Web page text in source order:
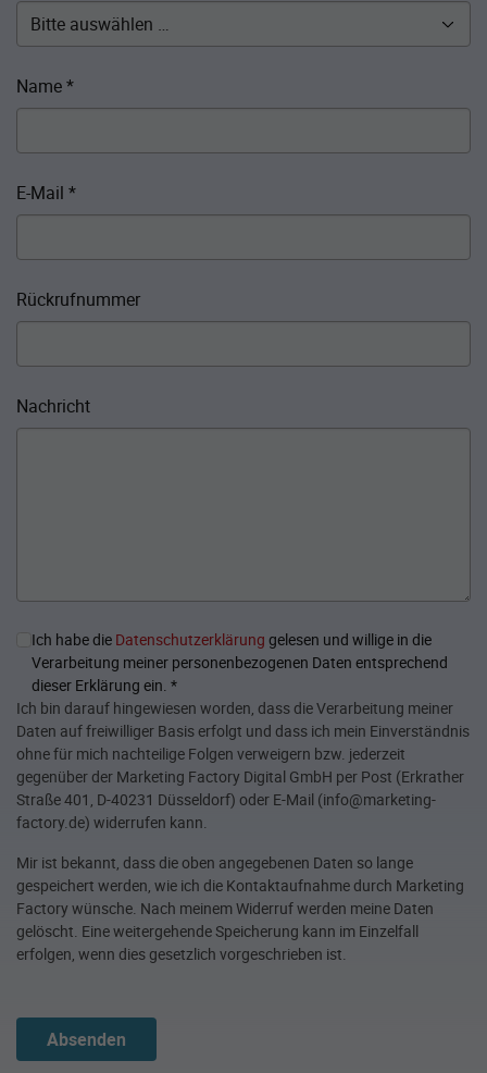
Name*
E-Mail *
Rückrufnummer
Nachricht
Ich habe die Datenschutzerklärung gelesen und willige in die
Verarbeitung meiner personenbezogenen Daten entsprechend
dieser Erklärung ein. *
Ich bin darauf hingewiesen worden, dass die Verarbeitung meiner
Daten auf freiwilliger Basis erfolgt und dass ich mein Einverständnis
ohne für mich nachteilige Folgen verweigern bzw. jederzeit
gegenüber der Marketing Factory Digital GmbH per Post (Erkrather
Straße 401, D-40231 Düsseldorf) oder E-Mail (info@marketing-
factory.de) widerrufen kann.
Mir ist bekannt, dass die oben angegebenen Daten so lange
gespeichert werden, wie ich die Kontaktaufnahme durch Marketing
Factory wünsche. Nach meinem Widerruf werden meine Daten
gelöscht. Eine weitergehende Speicherung kann im Einzelfall
erfolgen, wenn dies gesetzlich vorgeschrieben ist.
Absenden